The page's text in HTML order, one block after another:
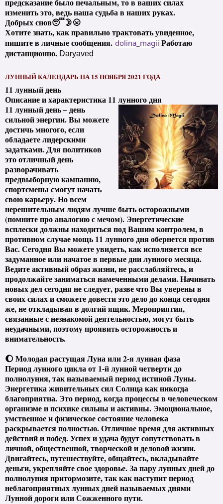
изменить это, ведь наша судьба в наших руках.
Добрых снов😴🌛🌝
Хотите знать, как правильно трактовать увиденное,
пишите в личные сообщения. dolina_magii Работаю
дистанционно. Daryaved
ЛУННЫЙ КАЛЕНДАРЬ НА 15 НОЯБРЯ 2021 ГОДА
11 лунный день
Описание и характеристика 11 лунного дня
11 лунный день – день
сильной энергии. Вы можете
достичь многого, если
обладаете лидерскими
задатками. Для политиков
это отличный день
разворачивать
предвыборную кампанию,
спортсмены смогут начать
свою карьеру. Но всем
нерешительным людям лучше быть осторожными
(помните про аналогию с мечом). Энергетические
всплески должны находиться под Вашим контролем, в
противном случае мощь 11 лунного дня обернется против
Вас. Сегодня Вы можете увидеть, как исполняется все
задуманное или начатое в первые дни лунного месяца.
Ведите активный образ жизни, не расслабляйтесь, и
продолжайте заниматься намеченными делами. Начинать
новых дел сегодня не следует, разве что Вы уверены в
своих силах и сможете довести это дело до конца сегодня
же, не откладывая в долгий ящик. Мероприятия,
связанные с незнакомой деятельностью, могут быть
неудачными, поэтому проявить осторожность и
внимательность.
🌔 Молодая растущая Луна или 2-я лунная фаза
Период лунного цикла от 1-й лунной четверти до
полнолуния, так называемый период истиной Луны.
Энергетика живительных сил Солнца как никогда
благоприятна. Это период, когда процессы в человеческом
организме и психике сильны и активны. Эмоциональное,
умственное и физическое состояние человека
раскрывается полностью. Отличное время для активных
действий и побед. Успех и удача будут сопутствовать в
личной, общественной, творческой и деловой жизни.
Двигайтесь, путешествуйте, общайтесь, вкладывайте
деньги, укрепляйте свое здоровье. За пару лунных дней до
полнолуния притормозите, так как наступит период
неблагоприятных лунных дней называемых днями
Лунной дороги или Сожженного пути.